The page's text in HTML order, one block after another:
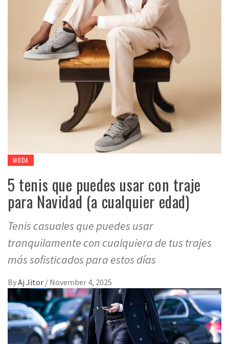
MODA
5 tenis que puedes usar con traje
para Navidad (a cualquier edad)
Tenis casuales que puedes usar
tranquilamente con cualquiera de tus trajes
más sofisticados para estos días
ByAj Jitor / November 4, 2025